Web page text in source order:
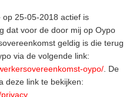
op 25-05-2018 actief is
dat voor de door mij op Oypo
geldig is die terug
via de volgende link:
oypo/ . De
deze link te bekijken: